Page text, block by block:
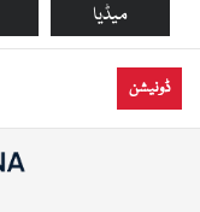
میڈیا
ڈونیشن